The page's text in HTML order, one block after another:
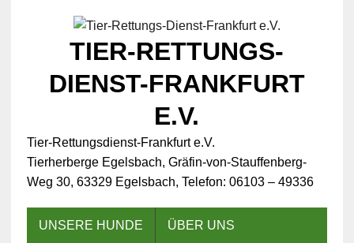
TIER-RETTUNGS-
DIENST-FRANKFURT
E.V.
Tier-Rettungsdienst-Frankfurt e.V.
Tierherberge Egelsbach, Gräfin-von-Stauffenberg-
Weg 30, 63329 Egelsbach, Telefon: 06103 – 49336
UNSERE HUNDE ÜBER UNS